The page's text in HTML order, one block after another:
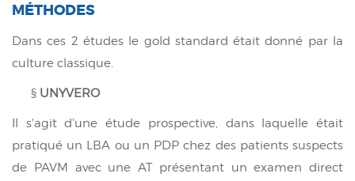
MÉTHODES
Dans ces 2 études le gold standard était donné par la
culture classique.
§ UNYVERO
Il s'agit d'une étude prospective, dans laquelle était
pratiqué un LBA ou un PDP chez des patients suspects
de PAVM avec une AT présentant un examen direct